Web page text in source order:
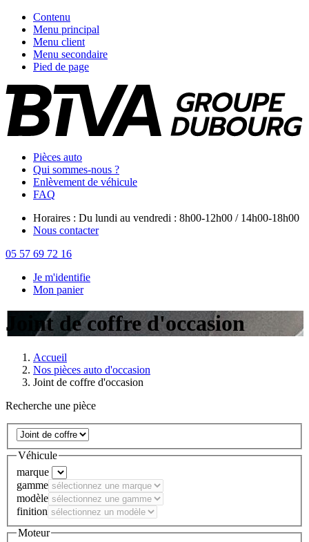
Contenu
Menu principal
Menu client
Menu secondaire
Pied de page
Pièces auto
Qui sommes-nous ?
Enlèvement de véhicule
FAQ
Horaires : Du lundi au vendredi : 8h00-12h00 / 14h00-18h00
Nous contacter
05 57 69 72 16
Je m'identifie
Mon panier
Joint de coffre d'occasion
Accueil
Nos pièces auto d'occasion
Joint de coffre d'occasion
Recherche une pièce
Véhicule
marque
gamme
modèle
finition
Moteur